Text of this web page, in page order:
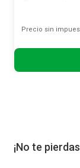
Precio sin
¡No te